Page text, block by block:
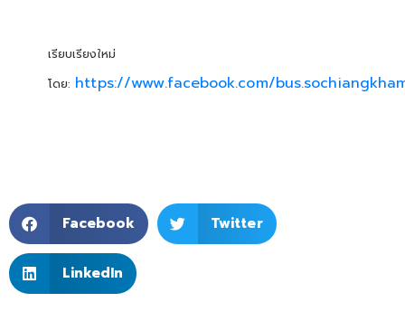
เรียบเรียงใหม่
โดย: https://www.facebook.com/
Facebook Twitter
LinkedIn